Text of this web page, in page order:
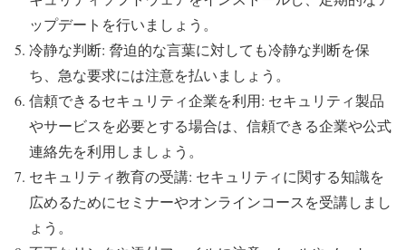
ップデートを行いましょう。
冷静な判断: 脅迫的な言葉に対しても冷静な判断を保
ち、急な要求には注意を払いましょう。
信頼できるセキュリティ企業を利用: セキュリティ製品
やサービスを必要とする場合は、信頼できる企業や公式
連絡先を利用しましょう。
セキュリティ教育の受講: セキュリティに関する知識を
広めるためにセミナーやオンラインコースを受講しまし
ょう。